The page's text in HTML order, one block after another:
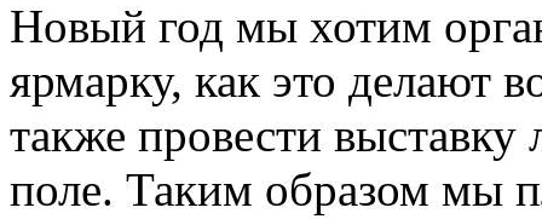
Новый год мы хотим
ярмарку, как это делают
также провести
поле. Таким образом мы